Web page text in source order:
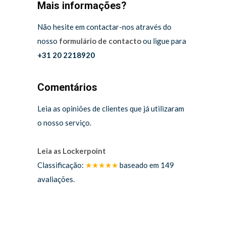
Mais informações?
Não hesite em contactar-nos através do
nosso formulário de contactoou ligue para
+31 20 2218920
Comentários
Leia as opiniões de clientes que já utilizaram
o nosso serviço.
Leia as Lockerpoint
Classificação: ★★★★★ baseado em 149
avaliações.